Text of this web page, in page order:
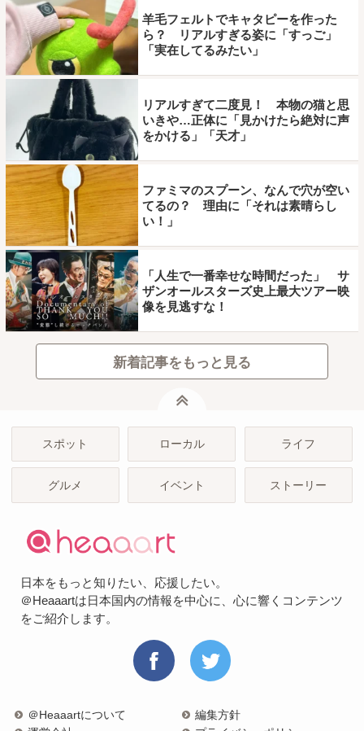
羊毛フェルトでキャタピーを作った
ら？ リアルすぎる姿に「すっご」
「実在してるみたい」
リアルすぎて二度見！ 本物の猫と思
いきや…正体に「見かけたら絶対に声
をかける」「天才」
ファミマのスプーン、なんで穴が空い
てるの？ 理由に「それは素晴らし
い！」
「人生で一番幸せな時間だった」 サ
ザンオールスターズ史上最大ツアー映
像を見逃すな！
新着記事をもっと見る
スポット ローカル ライフ
グルメ イベント ストーリー
日本をもっと知りたい、応援したい。
＠Heaaartは日本国内の情報を中心に、心に響くコンテンツ
をご紹介します。
＠Heaaartについて
編集方針